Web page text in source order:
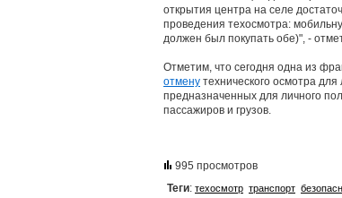
открытия центра на селе
проведения техосмотра:
должен был покупать обе)", -
Отметим, что сегодня одна из
отмену технического осмотра
предназначенных для личного
пассажиров и грузов.
995 просмотров
Теги: техосмотр транспорт